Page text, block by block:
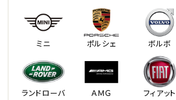
ミニ ポルシェ ボルボ
ランドローバ ＡＭＧ フィアット